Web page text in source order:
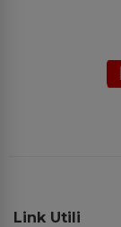
Link Utili